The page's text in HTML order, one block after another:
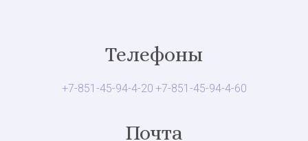
Телефоны
+7-851-45-94-4-20 +7-851-45-94-4-60
Почта